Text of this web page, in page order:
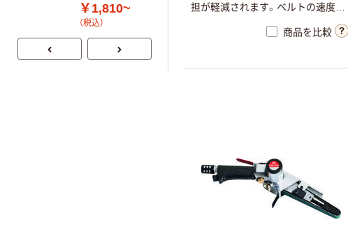
担が軽減されます。ベルトの速度調
整が可能で、様々な研磨作業に対応
します。金属のバリ取り、面取り、研
商品を比較
￥1,810~
（税込）